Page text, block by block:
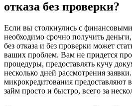
отказа без проверки?
Если вы столкнулись с
необходимо срочно получить
без отказа и без проверки может
ваших проблем. Вам не придется
процедуры, предоставлять кучу
несколько дней рассмотрения
микрокредитования предоставляют
займ просто и быстро, всего за